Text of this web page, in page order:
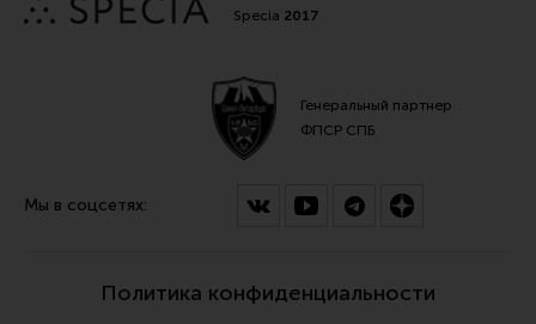
Specia 2017
Генеральный партнер
ФПСР СПБ
Мы в соцсетях:
Политика конфиденциальности